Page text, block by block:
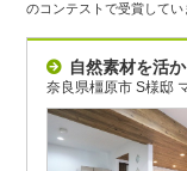
のコンテストで受賞してい
自然素材を活
奈良県橿原市 S様邸